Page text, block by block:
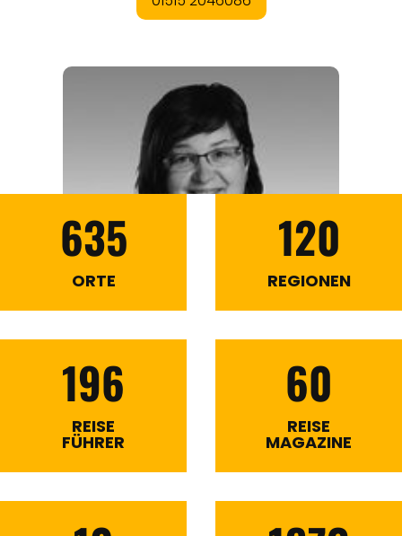
635
ORTE
120
REGIONEN
196
REISE
FÜHRER
60
REISE
MAGAZINE